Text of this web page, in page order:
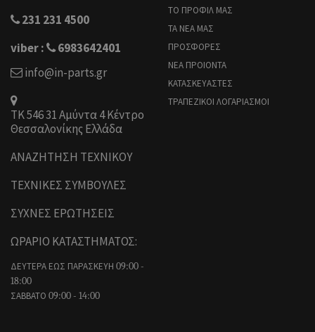
231 231 4500
viber :
6983642401
info@in-parts.gr
ΤΚ 546 31 Αμύντα 4 Κέντρο
Θεσσαλονίκης Ελλάδα
ΑΝΑΖΗΤΗΣΗ ΤΕΧΝΙΚΟΥ
ΤΕΧΝΙΚΕΣ ΣΥΜΒΟΥΛΕΣ
ΣΥΧΝΕΣ ΕΡΩΤΗΣΕΙΣ
ΩΡΑΡΙΟ ΚΑΤΑΣΤΗΜΑΤΟΣ:
ΔΕΥΤΕΡΑ ΕΩΣ ΠΑΡΑΣΚΕΥΗ 09:00 -
18:00
ΣΑΒΒΑΤΟ 09:00 - 14:00
ΤΟ ΠΡΟΦΙΛ ΜΑΣ
ΤΑ ΝΕΑ ΜΑΣ
ΠΡΟΣΦΟΡΕΣ
ΝΕΑ ΠΡΟΙΟΝΤΑ
ΚΑΤΑΣΚΕΥΑΣΤΕΣ
ΤΡΑΠΕΖΙΚΟΙ ΛΟΓΑΡΙΑΣΜΟΙ